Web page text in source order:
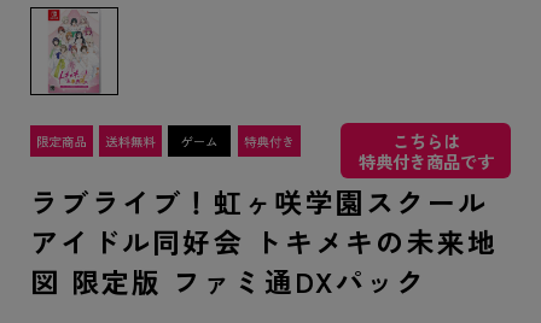
こちらは
特典付き商品です
ラブライブ！虹ヶ咲学園スクール
アイドル同好会 トキメキの未来地
図 限定版 ファミ通DXパック